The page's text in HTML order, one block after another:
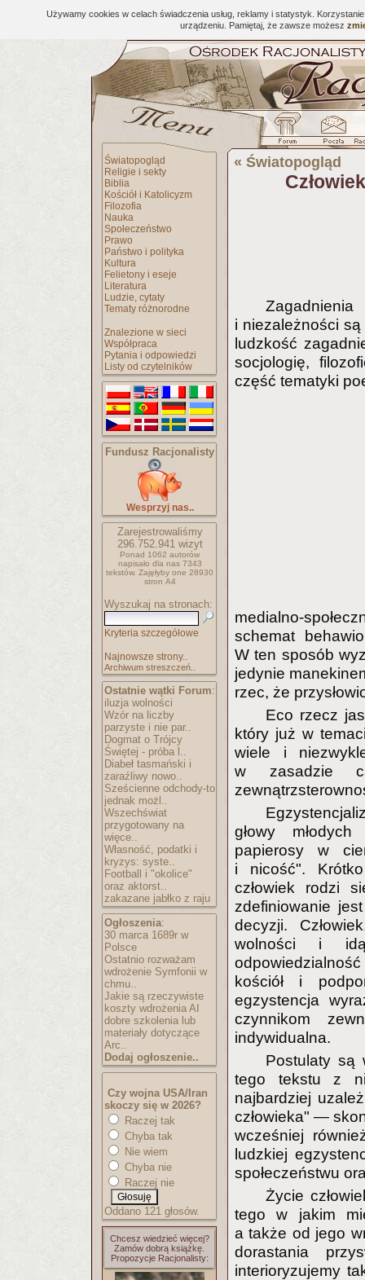
Używamy cookies w celach świadczenia usług, reklamy i statystyk.
urządzeniu. Pamiętaj, że zawsze możesz
Światopogląd
Religie i sekty
Biblia
Kościół i Katolicyzm
Filozofia
Nauka
Społeczeństwo
Prawo
Państwo i polityka
Kultura
Felietony i eseje
Literatura
Ludzie, cytaty
Tematy różnorodne
Znalezione w sieci
Współpraca
Pytania i odpowiedzi
Listy od czytelników
Fundusz Racjonalisty
Wesprzyj nas..
Zarejestrowaliśmy
296.752.941wizyt
Ponad 1062 autorów
napisało dla nas 7343
tekstów. Zajęłyby one 28930
stron A4
Wyszukaj na stronach:
Kryteria szczegółowe
Najnowsze strony..
Archiwum streszczeń..
Ostatnie wątki Forum:
iluzja wolności
Wzór na liczby
parzyste i nie par..
Dogmat o Trójcy
Świętej - próba l..
Diabeł tasmański i
zaraźliwy nowo..
Sześcienne odchody-to
jednak możl..
Wszechświat
przygotowany na
więce..
Własność, podatki i
kryzys: syste..
Football i "okolice"
oraz aktorst..
zakazane jabłko z raju
Ogłoszenia:
30 marca 1689r w
Polsce
Ostatnio rozważam
wdrożenie Symfonii w
chmu..
Jakie są rzeczywiste
koszty wdrożenia AI
dobre szkolenia lub
materiały dotyczące
Arc..
Dodaj ogłoszenie..
Czy wojna USA/Iran
skoczy się w 2026?
Raczej tak
Chyba tak
Nie wiem
Chyba nie
Raczej nie
Oddano 121 głosów.
Chcesz wiedzieć więcej?
Zamów dobrą książkę.
Propozycje Racjonalisty:
« Światopogląd
i niezależności
ludzkość
socjologię,
część tematyki
medialno-
schemat
W ten sposób
jedynie
rzec, że
Eco rzecz
który już w
wiele i
w zasadzie
głowy
papierosy w
i nicość". Krótko
człowiek rodzi
zdefiniowanie
decyzji.
wolności i
kościół i
egzystencja
czynnikom
indywidualna.
Postulaty są
tego tekstu z
najbardziej
człowieka" —
wcześniej
ludzkiej
społeczeństwu
Życie
tego w jakim
a także od jego
dorastania
interioryzujemy